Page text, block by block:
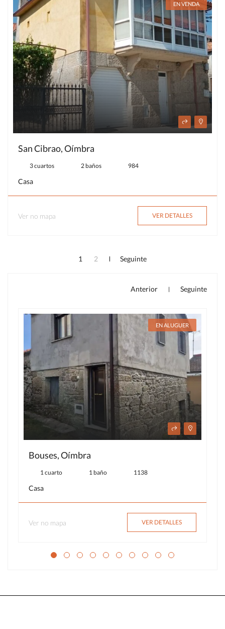
EN VENDA
San Cibrao, Oímbra
3 cuartos 2 baños 984
Casa
Ver no mapa VER DETALLES
1 2 Seguinte
Anterior | Seguinte
EN ALUGUER
Bouses, Oímbra
1 cuarto 1 baño 1138
Casa
Ver no mapa VER DETALLES